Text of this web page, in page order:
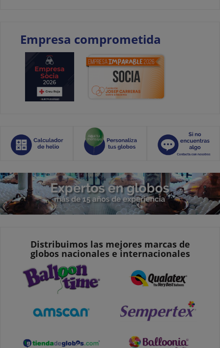
Empresa comprometida
Distribuimos las mejores marcas de
globos nacionales e internacionales